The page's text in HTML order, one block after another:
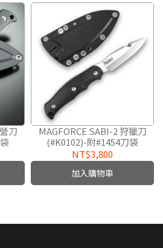
刀
MAGFORCE SABI-2 狩獵刀
(#K0102)-附#1454刀袋
NT$3,800
加入購物車